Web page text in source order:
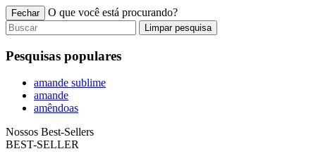
Fechar O que você está procurando?
Limpar pesquisa
Pesquisas populares
amande sublime
amande
amêndoas
Nossos Best-Sellers
BEST-SELLER